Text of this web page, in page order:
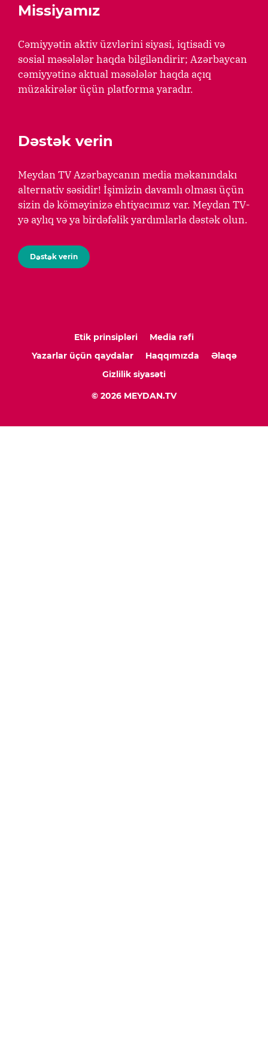
Missiyamız
Cəmiyyətin aktiv üzvlərini siyasi, iqtisadi və
sosial məsələlər haqda bilgiləndirir; Azərbaycan
cəmiyyətinə aktual məsələlər haqda açıq
müzakirələr üçün platforma yaradır.
Dəstək verin
Meydan TV Azərbaycanın media məkanındakı
alternativ səsidir! İşimizin davamlı olması üçün
sizin də köməyinizə ehtiyacımız var. Meydan TV-
yə aylıq və ya birdəfəlik yardımlarla dəstək olun.
Dəstək verin
Etik prinsipləri
Media rəfi
Yazarlar üçün qaydalar
Haqqımızda
Əlaqə
Gizlilik siyasəti
© 2026 MEYDAN.TV